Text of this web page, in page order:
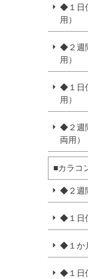
◆１日
用）
◆２週
用）
◆１日
用）
◆２週
両用）
■カラコ
◆２週
◆１日
◆１か
◆１日